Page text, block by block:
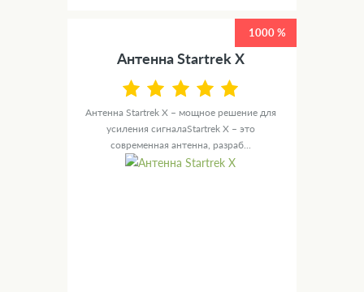
1000 %
Антенна Startrek X
Антенна Startrek X – мощное решение для
усиления сигналаStartrek X – это
современная антенна, разраб...